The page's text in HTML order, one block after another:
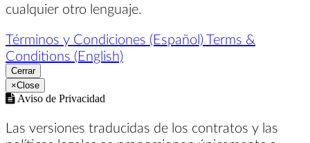
cualquier otro lenguaje.
Términos y Condiciones (Español) Terms &
Conditions (English)
Cerrar
×Close
Aviso de Privacidad
Las versiones traducidas de los contratos y las